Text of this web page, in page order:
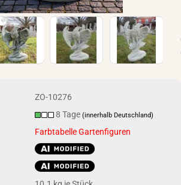
ZO-10276
8 Tage(innerhalb Deutschland)
Farbtabelle Gartenfiguren